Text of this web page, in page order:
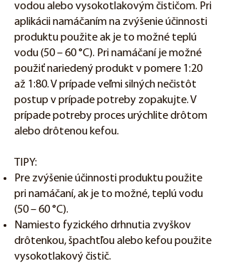
vodou alebo vysokotlakovým čističom. Pri
aplikácii namáčaním na zvýšenie účinnosti
produktu použite ak je to možné teplú
vodu (50 – 60 °C). Pri namáčaní je možné
použiť nariedený produkt v pomere 1:20
až 1:80. V prípade veľmi silných nečistôt
postup v prípade potreby zopakujte. V
prípade potreby proces urýchlite drôtom
alebo drôtenou kefou.
TIPY:
Pre zvýšenie účinnosti produktu použite
pri namáčaní, ak je to možné, teplú vodu
(50 – 60 °C).
Namiesto fyzického drhnutia zvyškov
drôtenkou, špachtľou alebo kefou použite
vysokotlakový čistič.